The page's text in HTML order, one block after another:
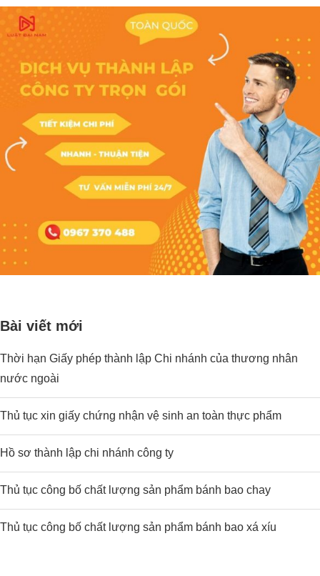
Bài viết mới
Thời hạn Giấy phép thành lập Chi nhánh của thương nhân
nước ngoài
Thủ tục xin giấy chứng nhận vệ sinh an toàn thực phẩm
Hồ sơ thành lập chi nhánh công ty
Thủ tục công bố chất lượng sản phẩm bánh bao chay
Thủ tục công bố chất lượng sản phẩm bánh bao xá xíu